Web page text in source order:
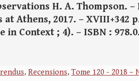
H. A. Thompson.
at Athens, 2017. –
Context ; 4). – ISBN :
, Recensions, Tome 120 - 2018 –